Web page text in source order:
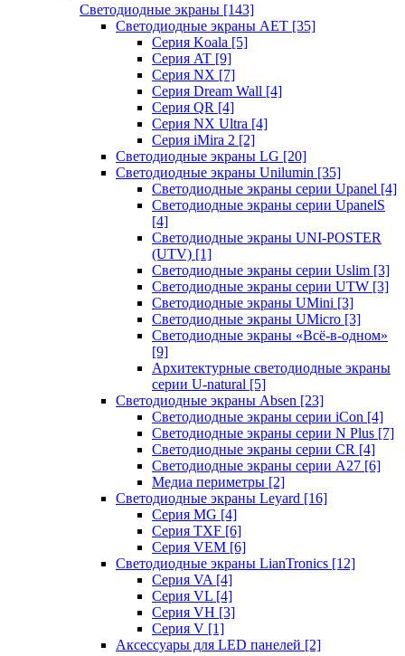
Светодиодные экраны [143]
Светодиодные экраны AET [35]
Cерия Koala [5]
Серия AT [9]
Серия NX [7]
Серия Dream Wall [4]
Серия QR [4]
Серия NX Ultra [4]
Серия iMira 2 [2]
Светодиодные экраны LG [20]
Светодиодные экраны Unilumin [35]
Светодиодные экраны серии Upanel [4]
Светодиодные экраны серии UpanelS
[4]
Светодиодные экраны UNI-POSTER
(UTV) [1]
Светодиодные экраны серии Uslim [3]
Светодиодные экраны серии UTW [3]
Светодиодные экраны UMini [3]
Светодиодные экраны UMicro [3]
Светодиодные экраны «Всё-в-одном»
[9]
Архитектурные светодиодные экраны
серии U-natural [5]
Светодиодные экраны Absen [23]
Светодиодные экраны серии iCon [4]
Светодиодные экраны серии N Plus [7]
Светодиодные экраны серии CR [4]
Светодиодные экраны серии А27 [6]
Медиа периметры [2]
Светодиодные экраны Leyard [16]
Серия MG [4]
Серия TXF [6]
Серия VEM [6]
Светодиодные экраны LianTronics [12]
Серия VA [4]
Серия VL [4]
Серия VH [3]
Серия V [1]
Аксессуары для LED панелей [2]